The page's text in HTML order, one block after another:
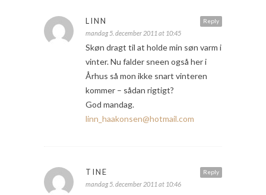
Reply
LINN
mandag 5. december 2011 at 10:45
Skøn dragt til at holde min søn varm i
vinter. Nu falder sneen også her i
Århus så mon ikke snart vinteren
kommer – sådan rigtigt?
God mandag.
linn_haakonsen@hotmail.com
Reply
TINE
mandag 5. december 2011 at 10:46